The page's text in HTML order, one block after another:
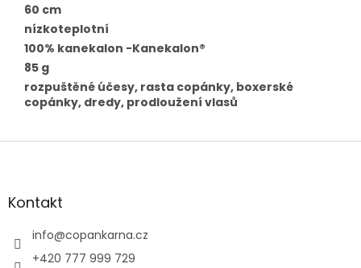
60 cm
nízkoteplotní
100% kanekalon -Kanekalon®
85 g
rozpuštěné účesy, rasta copánky, boxerské
copánky, dredy, prodloužení vlasů
Z
aKontakt
info@copankarna.cz
+420 777 999 729